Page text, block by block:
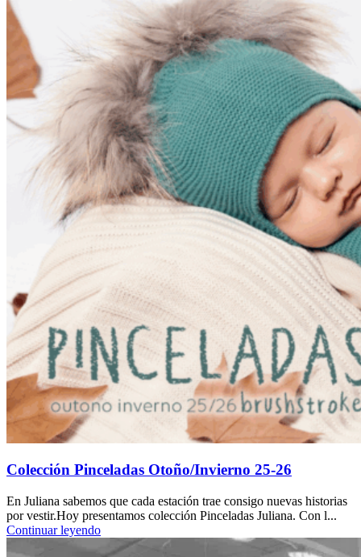
Colección Pinceladas Otoño/Invierno 25-26
En Juliana sabemos que cada estación trae consigo nuevas historias
por vestir.Hoy presentamos colección Pinceladas Juliana. Con l...
Continuar leyendo